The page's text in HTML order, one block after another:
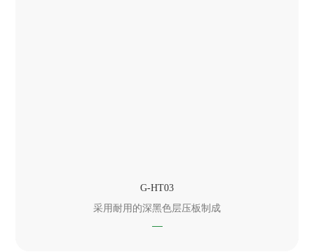
G-HT03
采用耐用的深黑色层压板制成